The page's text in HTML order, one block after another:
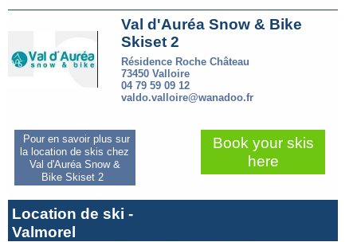
Val d'Auréa Snow & Bike
Skiset 2
Résidence Roche Château
73450 Valloire
04 79 59 09 12
valdo.valloire@wanadoo.fr
Pour en savoir plus sur
la location de skis chez
Val d'Auréa Snow &
Bike Skiset 2
Book your skis
here
Location de ski -
Valmorel